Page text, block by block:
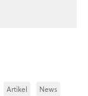
Artikel News